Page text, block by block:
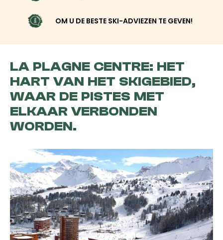
OM U DE BESTE SKI-ADVIEZEN TE GEVEN!
LA PLAGNE CENTRE: HET
HART VAN HET SKIGEBIED,
WAAR DE PISTES MET
ELKAAR VERBONDEN
WORDEN.